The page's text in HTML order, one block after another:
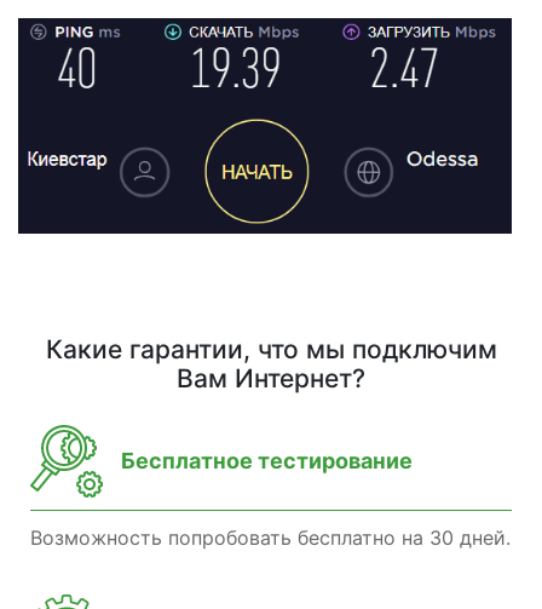
Какие гарантии, что мы подключим
Вам Интернет?
Бесплатное тестирование
Возможность попробовать бесплатно на 30 дней.